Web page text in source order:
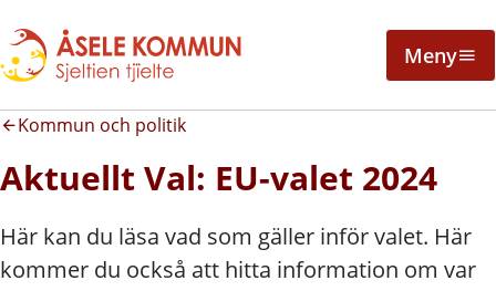
Meny
Kommun och politik
Aktuellt Val: EU-valet 2024
Här kan du läsa vad som gäller inför valet. Här
kommer du också att hitta information om var